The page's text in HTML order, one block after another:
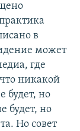
в
может
где
никакой
будет, но
будет, но
Но совет